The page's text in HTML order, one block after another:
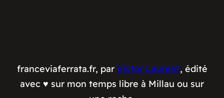
franceviaferrata.fr, par Victor Laurent, édité
avec ♥️ sur mon temps libre à Millau ou sur